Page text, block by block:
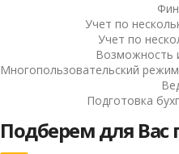
Учет по
Учет по
Возможность
Многопользовательский
Подготовка
Подберем для